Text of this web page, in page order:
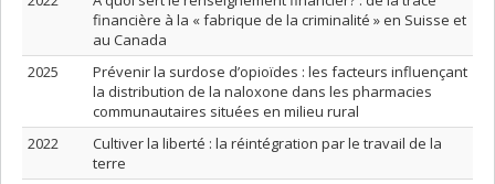
financière à la « fabrique de la criminalité » en Suisse et
au Canada
2025
Prévenir la surdose d’opioïdes : les facteurs influençant
la distribution de la naloxone dans les pharmacies
communautaires situées en milieu rural
2022
Cultiver la liberté : la réintégration par le travail de la
terre